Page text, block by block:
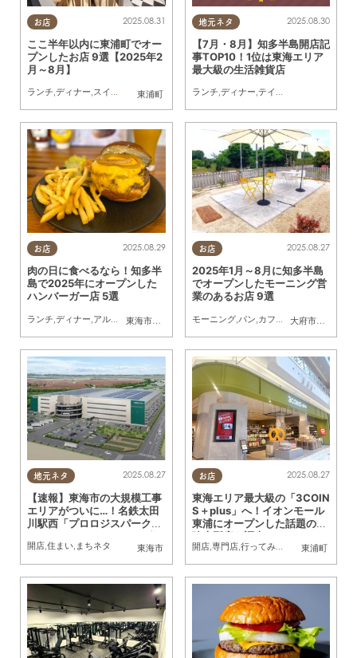
お店
東浦町
2025.08.31
ここ半年以内に東浦町でオー
プンしたお店 9選【2025年2
月～8月】
ランチ,ディナー,スイーツ テイクアウト 開店,ビューティー,雑貨,まとめ記事
地元ネタ 2025.08.30
【7月・8月】知多半島開店記
事TOP10！1位は東海エリア
最大級の生活雑貨店
ランチ,ディナー,テイクアウト
お店
東海市
,大府市 常滑市,武豊町
2025.08.29
肉の日に食べるなら！知多半
島で2025年にオープンした
ハンバーガー店 5選
ランチ,ディナー,アルコール ,パン 開店,専門店,まちネタ,まとめ記事
お店
大府市
,知多市
2025.08.27
2025年1月～8月に知多半島
でオープンしたモーニング営
業のあるお店 9選
モーニング,パン,カフェ スイーツ
地元ネタ
東海市
2025.08.27
【速報】東海市の大規模工事
エリアがついに…！名鉄太田
川駅西「プロロジスパーク東
海1（ワン）」2025年8月着
工
開店,住まい, まちネタ
お店
東浦町
2025.08.27
東海エリア最大級の「3COIN
S＋plus」へ！イオンモール
東浦にオープンした話題の最
強大型店を調査
開店, 専門店, 行ってみたレポ ,親子,おひと